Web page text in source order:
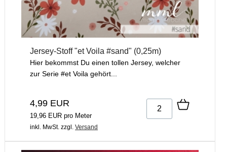
Jersey-Stoff "et Voila #sand" (0,25m)
Hier bekommst Du einen tollen Jersey, welcher
zur Serie #et Voila gehört...
4,99 EUR
19,96 EUR pro Meter
inkl. MwSt. zzgl. Versand